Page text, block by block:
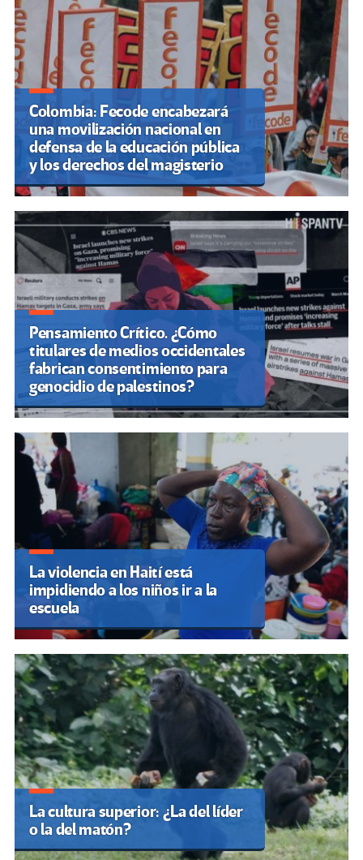
Colombia: Fecode encabezará
una movilización nacional en
defensa de la educación pública
y los derechos del magisterio
Pensamiento Crítico. ¿Cómo
titulares de medios occidentales
fabrican consentimiento para
genocidio de palestinos?
La violencia en Haití está
impidiendo a los niños ir a la
escuela
La cultura superior: ¿La del líder
o la del matón?